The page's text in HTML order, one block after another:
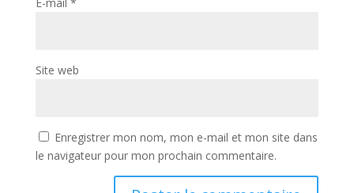
Site web
Enregistrer mon nom, mon e-mail et mon site dans
le navigateur pour mon prochain commentaire.